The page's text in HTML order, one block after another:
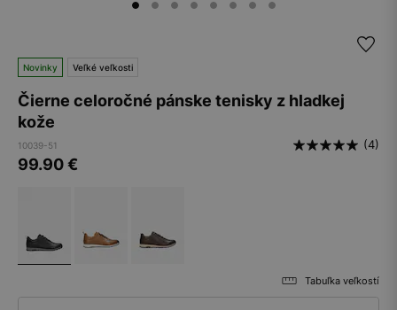
Novinky Veľké veľkosti
Čierne celoročné pánske tenisky z hladkej
kože
10039-51 (4)
99.90€
Tabuľka veľkostí